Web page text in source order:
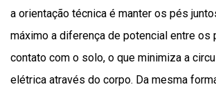
a orientação técnica é manter os pés
máximo a diferença de potencial entre os
contato com o solo, o que minimiza a
elétrica através do corpo. Da mesma